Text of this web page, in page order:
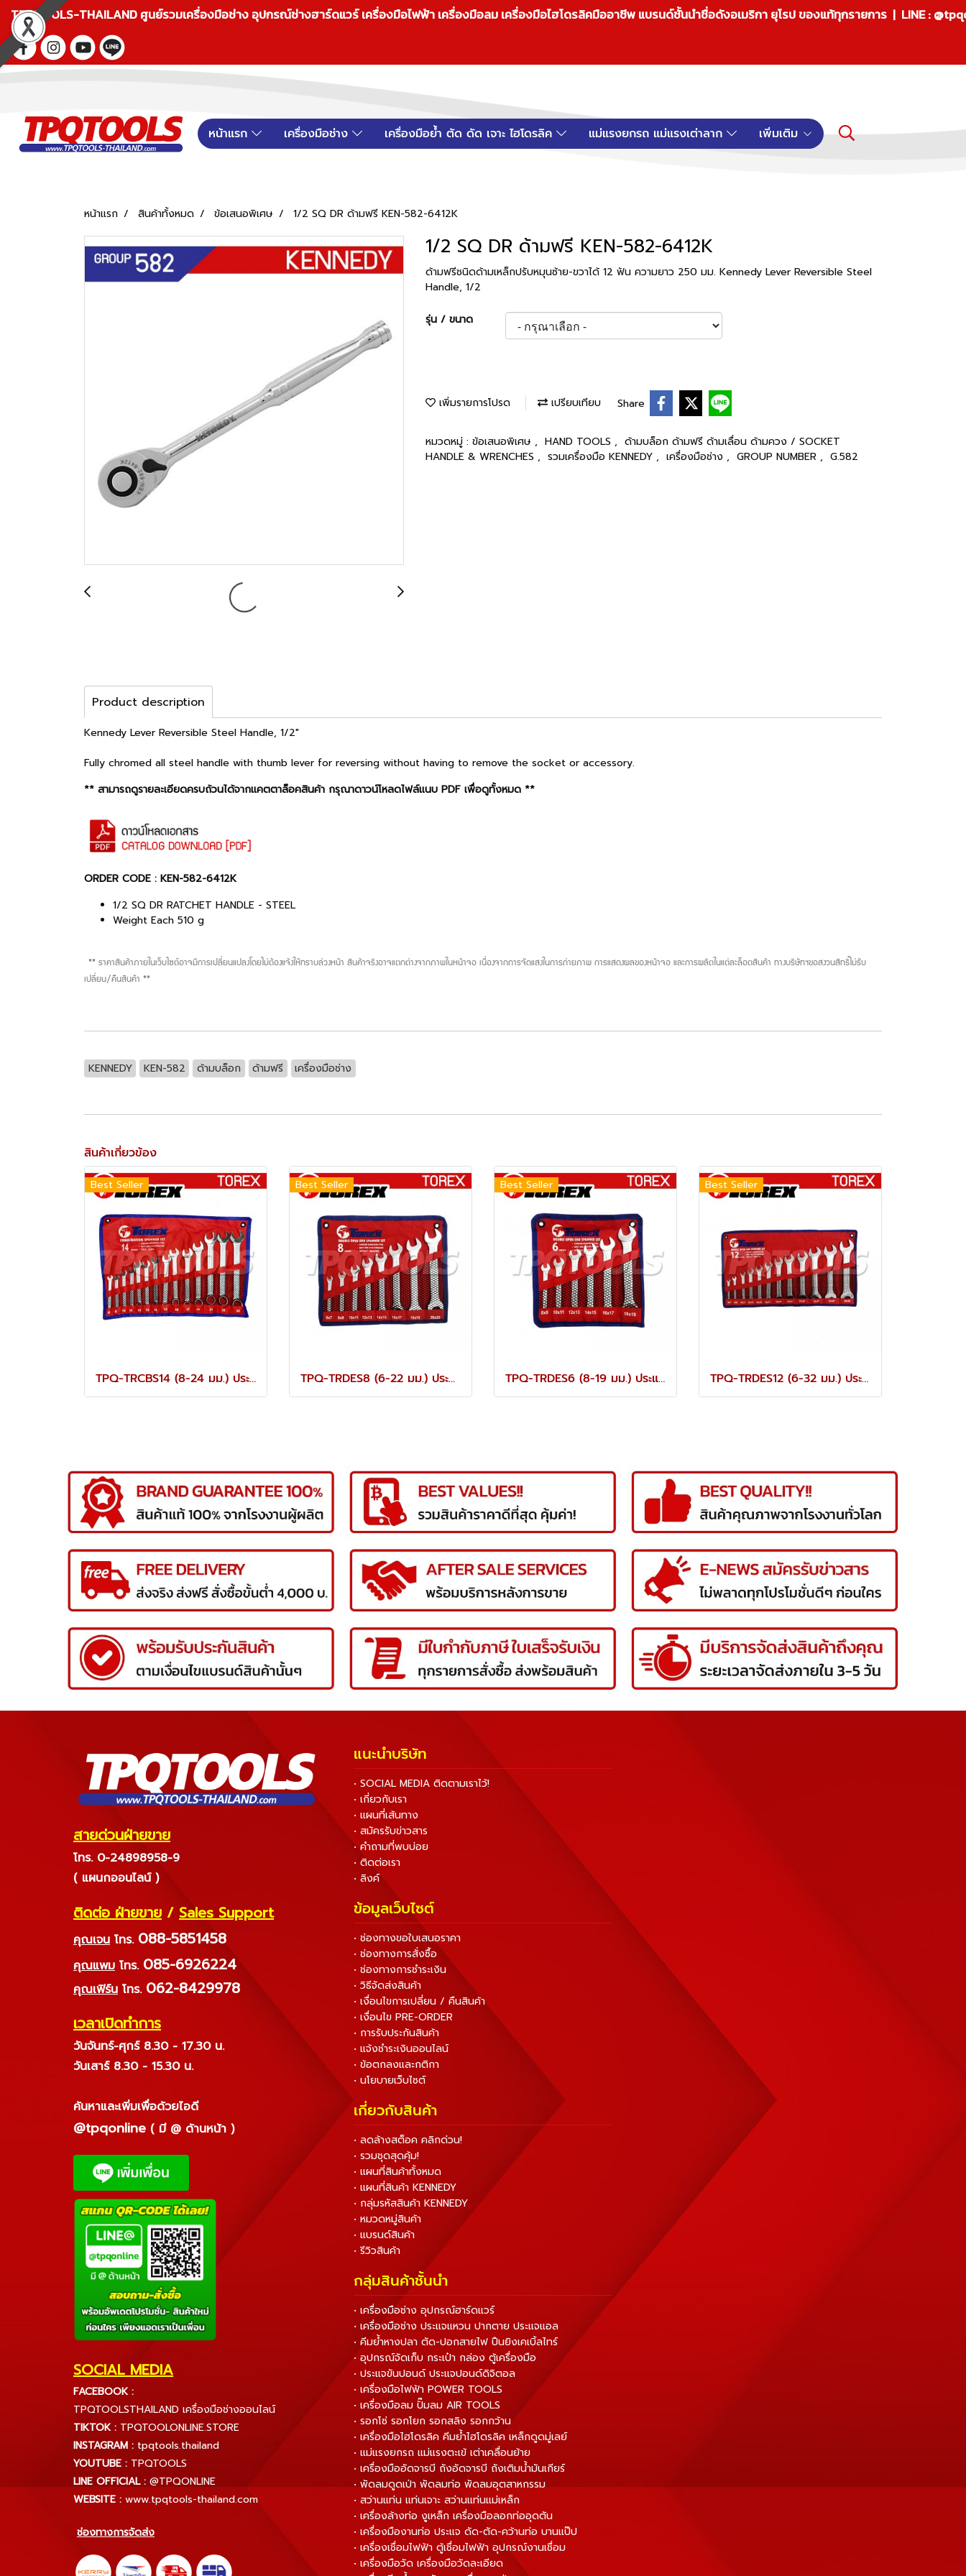
TPQTOOLS-THAILAND ศูนย์รวมเครื่องมือช่าง อุปกรณ์ช่างฮาร์ดแวร์ เครื่องมือไฟฟ้า เครื่องมือลม เครื่องมือไฮโดรลิคมืออาชีพ แบรนด์ชั้นนำชื่อดังอเมริกา ยุโรป ของแท้ทุกรายการ | LINE :
หน้าแรก เครื่องมือช่าง เครื่องมือย้ำ ตัด ดัด เจาะ ไฮโดรลิค แม่แรงยกรถ แม่แรงเต่าลาก เพิ่มเติม
หน้าแรก สินค้าทั้งหมด ข้อเสนอพิเศษ 1/2 SQ DR ด้ามฟรี KEN-582-6412K
1/2 SQ DR ด้ามฟรี KEN-582-6412K
ด้ามฟรีชนิดด้ามเหล็กปรับหมุนซ้าย-ขวาได้ 12 ฟัน ความยาว 250 มม. Kennedy Lever Reversible Steel
Handle, 1/2
รุ่น / ขนาด
เพิ่มรายการโปรด เปรียบเทียบ Share
หมวดหมู่ : ข้อเสนอพิเศษ , HAND TOOLS , ด้ามบล็อก ด้ามฟรี ด้ามเลื่อน ด้ามควง / SOCKET
HANDLE & WRENCHES , รวมเครื่องมือ KENNEDY , เครื่องมือช่าง , GROUP NUMBER , G.582
Product description
Kennedy Lever Reversible Steel Handle, 1/2"
Fully chromed all steel handle with thumb lever for reversing without having to remove the socket or accessory.
** สามารถดูรายละเอียดครบถ้วนได้จากแคตตาล็อคสินค้า กรุณาดาวน์โหลดไฟล์แนบ PDF เพื่อดูทั้งหมด **
ORDER CODE : KEN-582-6412K
1/2 SQ DR RATCHET HANDLE - STEEL
Weight Each 510 g
** ราคาสินค้าภายในเว็บไซต์อาจมีการเปลี่ยนแปลงโดยไม่ต้องแจ้งให้ทราบล่วงหน้า สินค้าจริงอาจแตกต่างจากภาพในหน้าจอ เนื่องจากการจัดแสงในการถ่ายภาพ การแสดงผลของหน้าจอ และการผลิตในแต่ละล็อตสินค้า ทางบริษัทฯขอสงวนสิทธิ์ไม่รับ
เปลี่ยน/คืนสินค้า **
KENNEDY KEN-582 ด้ามบล็อก ด้ามฟรี เครื่องมือช่าง
สินค้าเกี่ยวข้อง
Best Seller
TPQ-TRCBS14 (8-24 มม.) ประแจแหวนข้างปากตายชุด 14 ตัว TOREX
Best Seller
TPQ-TRDES8 (6-22 มม.) ประแจปากตายชุด 8 ตัว TOREX
Best Seller
TPQ-TRDES6 (8-19 มม.) ประแจปากตายชุด 6 ตัว TOREX
Best Seller
TPQ-TRDES12 (6-32 มม.) ประแจปากตายชุด 12 ตัว TOREX
สายด่วนฝ่ายขาย
โทร. 0-24898958-9
( แผนกออนไลน์ )
ติดต่อ ฝ่ายขาย / Sales Support
คุณเจน โทร. 088-5851458
คุณแพม โทร. 085-6926224
คุณเฟิร์น โทร. 062-8429978
เวลาเปิดทำการ
วันจันทร์-ศุกร์ 8.30 - 17.30 น.
วันเสาร์ 8.30 - 15.30 น.
ค้นหาและเพิ่มเพื่อด้วยไอดี
@tpqonline ( มี @ ด้านหน้า )
SOCIAL MEDIA
FACEBOOK :
TPQTOOLSTHAILAND เครื่องมือช่างออนไลน์
TIKTOK : TPQTOOLONLINE.STORE
INSTAGRAM : tpqtools.thailand
YOUTUBE : TPQTOOLS
LINE OFFICIAL : @TPQONLINE
WEBSITE : www.tpqtools-thailand.com
ช่องทางการจัดส่ง
แนะนำบริษัท
• SOCIAL MEDIA ติดตามเราไว้!
• เกี่ยวกับเรา
• แผนที่เส้นทาง
• สมัครรับข่าวสาร
• คำถามที่พบบ่อย
• ติดต่อเรา
• ลิงค์
ข้อมูลเว็บไซต์
• ช่องทางขอใบเสนอราคา
• ช่องทางการสั่งซื้อ
• ช่องทางการชำระเงิน
• วิธีจัดส่งสินค้า
• เงื่อนไขการเปลี่ยน / คืนสินค้า
• เงื่อนไข PRE-ORDER
• การรับประกันสินค้า
• แจ้งชำระเงินออนไลน์
• ข้อตกลงและกติกา
• นโยบายเว็บไซต์
เกี่ยวกับสินค้า
• ลดล้างสต็อค คลิกด่วน!
• รวมชุดสุดคุ้ม!
• แผนที่สินค้าทั้งหมด
• แผนที่สินค้า KENNEDY
• กลุ่มรหัสสินค้า KENNEDY
• หมวดหมู่สินค้า
• แบรนด์สินค้า
• รีวิวสินค้า
กลุ่มสินค้าชั้นนำ
• เครื่องมือช่าง อุปกรณ์ฮาร์ดแวร์
• เครื่องมือช่าง ประแจแหวน ปากตาย ประแจแอล
• คีมย้ำหางปลา ตัด-ปอกสายไฟ ปืนยิงเคเบิ้ลไทร์
• อุปกรณ์จัดเก็บ กระเป๋า กล่อง ตู้เครื่องมือ
• ประแจขันปอนด์ ประแจปอนด์ดิจิตอล
• เครื่องมือไฟฟ้า POWER TOOLS
• เครื่องมือลม ปั๊มลม AIR TOOLS
• รอกโซ่ รอกโยก รอกสลิง รอกกว้าน
• เครื่องมือไฮโดรลิค คีมย้ำไฮโดรลิค เหล็กดูดมู่เลย์
• แม่แรงยกรถ แม่แรงตะเข้ เต่าเคลื่อนย้าย
• เครื่องมืออัดจารบี ถังอัดจารบี ถังเติมน้ำมันเกียร์
• พัดลมดูดเป่า พัดลมท่อ พัดลมอุตสาหกรรม
• สว่านแท่น แท่นเจาะ สว่านแท่นแม่เหล็ก
• เครื่องล้างท่อ งูเหล็ก เครื่องมือลอกท่ออุดตัน
• เครื่องมืองานท่อ ประแจ ดัด-ตัด-คว้านท่อ บานแป๊ป
• เครื่องเชื่อมไฟฟ้า ตู้เชื่อมไฟฟ้า อุปกรณ์งานเชื่อม
• เครื่องมือวัด เครื่องมือวัดละเอียด